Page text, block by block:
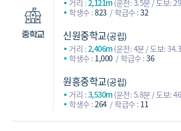
중학교
거리 :2,121m(운전: 3.5분 / 도보:
학생수 :823 학급수 :32
신원중학교(공립)
거리 :2,406m(운전: 4분 / 도보:
학생수 : 1,000 학급수 :36
원흥중학교(공립)
거리 :3,530m(운전: 5.8분 / 도보:
학생수 :264 학급수 : 11